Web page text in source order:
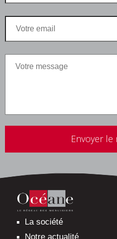
ce
vide.
La société
Notre actualité